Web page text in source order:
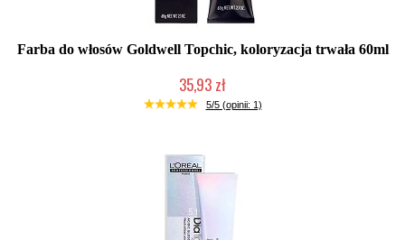
Farba do włosów Goldwell Topchic, koloryzacja trwała 60ml
35,93 zł
Produkt wycofany
5/5 (opinii: 1)